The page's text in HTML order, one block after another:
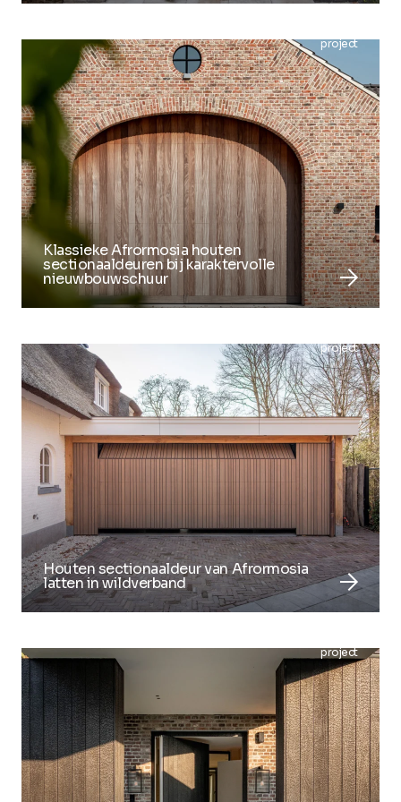
project
Klassieke Afrormosia houten
sectionaaldeuren bij karaktervolle
nieuwbouwschuur arrow_forward
project
Houten sectionaaldeur van Afrormosia
latten in wildverband arrow_forward
project